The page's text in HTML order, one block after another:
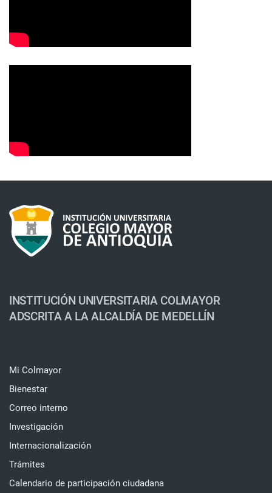
INSTITUCIÓN UNIVERSITARIA COLMAYOR
ADSCRITA A LA ALCALDÍA DE MEDELLÍN
Mi Colmayor
Bienestar
Correo interno
Investigación
Internacionalización
Trámites
Calendario de participación ciudadana